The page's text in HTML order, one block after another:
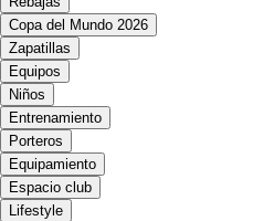
Copa del Mundo 2026
Zapatillas
Equipos
Niños
Entrenamiento
Porteros
Equipamiento
Espacio club
Lifestyle